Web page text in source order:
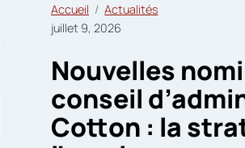
Accueil
Actualités
juillet 9, 2026
Nouvelles
conseil
Cotton : la